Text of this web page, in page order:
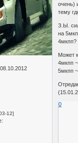
12]
очень)
тему
З.Ы.
на
4мкпп?
Может
4мкпп
5мкпп
0